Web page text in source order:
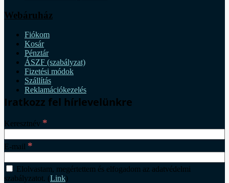
Webáruház
Fiókom
Kosár
Pénztár
ÁSZF (szabályzat)
Fizetési módok
Szállítás
Reklamációkezelés
Iratkozz fel hírlevelünkre
Keresztnév *
E-mail *
Elolvastam, megértettem és elfogadom az adatvédelmi
szabályzatot. (Link)